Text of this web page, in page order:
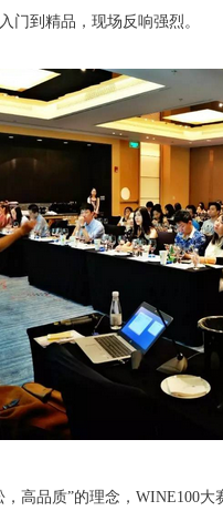
门到精品，现场反响强烈。
，高品质”的理念，WINE100